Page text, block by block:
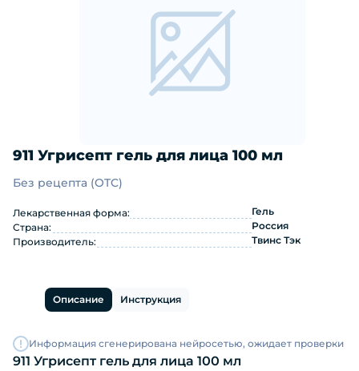
911 Угрисепт гель для лица 100 мл
911 Угрисепт гель для лица 100 мл:
Без рецепта (OTC)
Лекарственная форма:
Гель
Страна:
Россия
Производитель:
Твинс Тэк
Описание Инструкция
Информация сгенерирована нейросетью, ожидает проверки
911 Угрисепт гель для лица 100 мл